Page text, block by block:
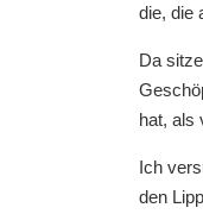
die, die
Da
hat, als
Ich
den